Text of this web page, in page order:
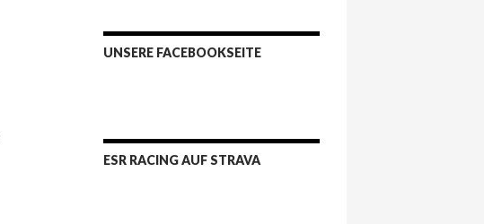
UNSERE FACEBOOKSEITE
ESR RACING AUF STRAVA